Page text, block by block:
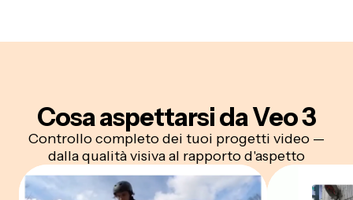
Cosa aspettarsi da Veo 3
Controllo completo dei tuoi progetti video —
dalla qualità visiva al rapporto d'aspetto